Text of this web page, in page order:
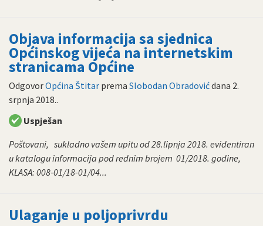
Objava informacija sa sjednica
Općinskog vijeća na internetskim
stranicama Općine
OdgovorOpćina Štitar prema Slobodan Obradovićdana 2.
srpnja 2018..
Uspješan
Poštovani, sukladno vašem upitu od 28.lipnja 2018. evidentiran
u katalogu informacija pod rednim brojem 01/2018. godine,
KLASA: 008-01/18-01/04...
Ulaganje u poljoprivrdu